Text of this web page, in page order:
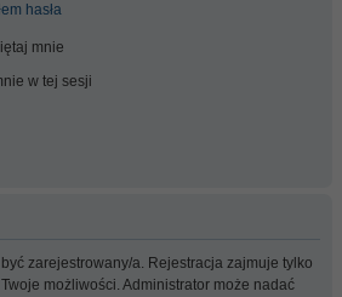
hasła
mnie
w tej sesji
zarejestrowany/a. Rejestracja zajmuje tylko
możliwości. Administrator może nadać